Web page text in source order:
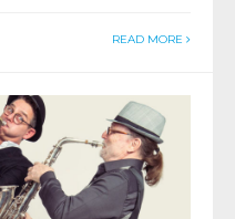
READ MORE